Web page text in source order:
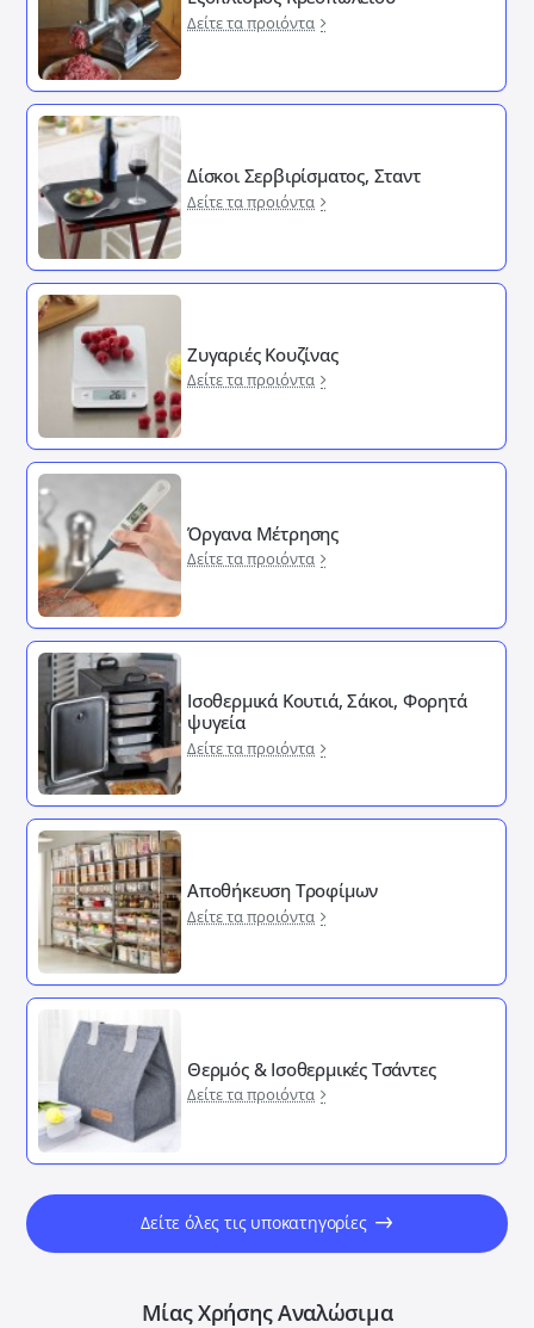
Δείτε τα προιόντα
Δίσκοι Σερβιρίσματος, Σταντ
Δείτε τα προιόντα
Ζυγαριές Κουζίνας
Δείτε τα προιόντα
Όργανα Μέτρησης
Δείτε τα προιόντα
Ισοθερμικά Κουτιά, Σάκοι, Φορητά
ψυγεία
Δείτε τα προιόντα
Αποθήκευση Τροφίμων
Δείτε τα προιόντα
Θερμός & Ισοθερμικές Τσάντες
Δείτε τα προιόντα
Δείτε όλες τις υποκατηγορίες
Μίας Χρήσης Αναλώσιμα